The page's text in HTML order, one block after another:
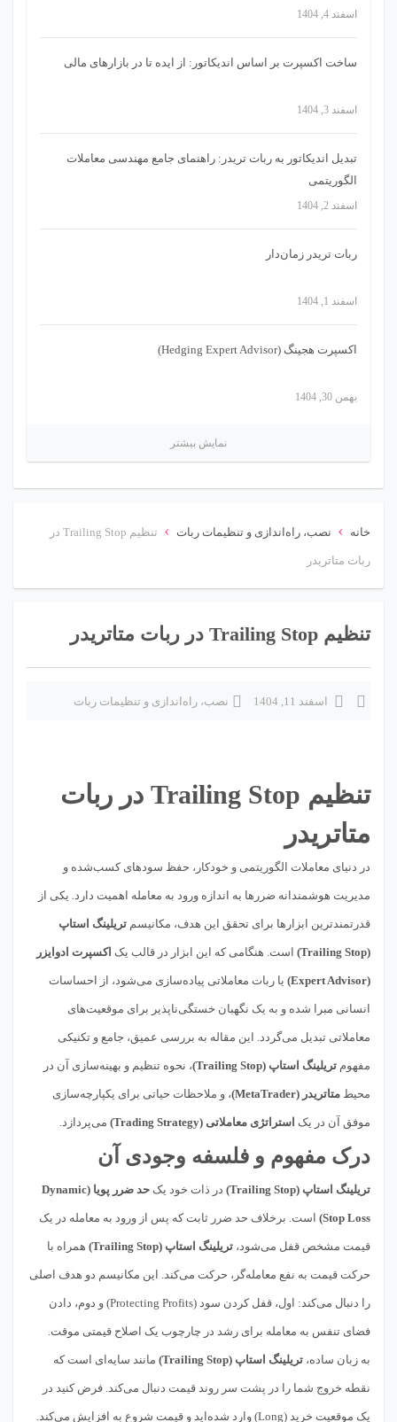
اسفند 4, 1404
ساخت اکسپرت بر اساس اندیکاتور: از ایده تا در بازارهای مالی
اسفند 3, 1404
تبدیل اندیکاتور به ربات تریدر: راهنمای جامع مهندسی معاملات
الگوریتمی
اسفند 2, 1404
ربات تریدر زمان‌دار
اسفند 1, 1404
اکسپرت هجینگ (Hedging Expert Advisor)
بهمن 30, 1404
نمایش بیشتر
خانه › نصب، راه‌اندازی و تنظیمات ربات › تنظیم Trailing Stop در
ربات متاتریدر
تنظیم Trailing Stop در ربات متاتریدر
اسفند 11, 1404 نصب، راه‌اندازی و تنظیمات ربات
تنظیم Trailing Stop در ربات
متاتریدر
در دنیای معاملات الگوریتمی و خودکار، حفظ سودهای کسب‌شده و
مدیریت هوشمندانه ضررها به اندازه ورود به معامله اهمیت دارد. یکی از
قدرتمندترین ابزارها برای تحقق این هدف، مکانیسم تریلینگ استاپ
(Trailing Stop) است. هنگامی که این ابزار در قالب یک اکسپرت ادوایزر
(Expert Advisor) یا ربات معاملاتی پیاده‌سازی می‌شود، از احساسات
انسانی مبرا شده و به یک نگهبان خستگی‌ناپذیر برای موقعیت‌های
معاملاتی تبدیل می‌گردد. این مقاله به بررسی عمیق، جامع و تکنیکی
مفهوم تریلینگ استاپ (Trailing Stop) ، نحوه تنظیم و بهینه‌سازی آن در
محیط متاتریدر (MetaTrader) ، و ملاحظات حیاتی برای یکپارچه‌سازی
موفق آن در یک استراتژی معاملاتی (Trading Strategy) می‌پردازد.
درک مفهوم و فلسفه وجودی آن
تریلینگ استاپ (Trailing Stop) در ذات خود یک حد ضرر پویا (Dynamic
Stop Loss) است. برخلاف حد ضرر ثابت که پس از ورود به معامله در یک
قیمت مشخص قفل می‌شود، تریلینگ استاپ (Trailing Stop) همراه با
حرکت قیمت به نفع معامله‌گر، حرکت می‌کند. این مکانیسم دو هدف اصلی
را دنبال می‌کند: اول، قفل کردن سود (Protecting Profits) و دوم، دادن
فضای تنفس به معامله برای رشد در چارچوب یک اصلاح قیمتی موقت.
به زبان ساده، تریلینگ استاپ (Trailing Stop) مانند سایه‌ای است که
نقطه خروج شما را در پشت سر روند قیمت دنبال می‌کند. فرض کنید در
یک موقعیت خرید (Long) وارد شده‌اید و قیمت شروع به افزایش می‌کند.